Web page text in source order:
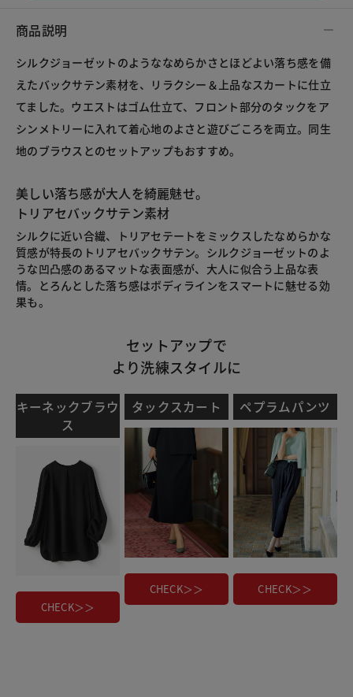
商品説明
シルクジョーゼットのようななめらかさとほどよい落ち感を備
えたバックサテン素材を、リラクシー＆上品なスカートに仕立
てました。ウエストはゴム仕立て、フロント部分のタックをア
シンメトリーに入れて着心地のよさと遊びごころを両立。同生
地のブラウスとのセットアップもおすすめ。
美しい落ち感が大人を綺麗魅せ。
トリアセバックサテン素材
シルクに近い合繊、トリアセテートをミックスしたなめらかな
質感が特長のトリアセバックサテン。シルクジョーゼットのよ
うな凹凸感のあるマットな表面感が、大人に似合う上品な表
情。とろんとした落ち感はボディラインをスマートに魅せる効
果も。
セットアップで
より洗練スタイルに
キーネックブラウ
ス
CHECK＞＞
タックスカート
CHECK＞＞
ペプラムパンツ
CHECK＞＞